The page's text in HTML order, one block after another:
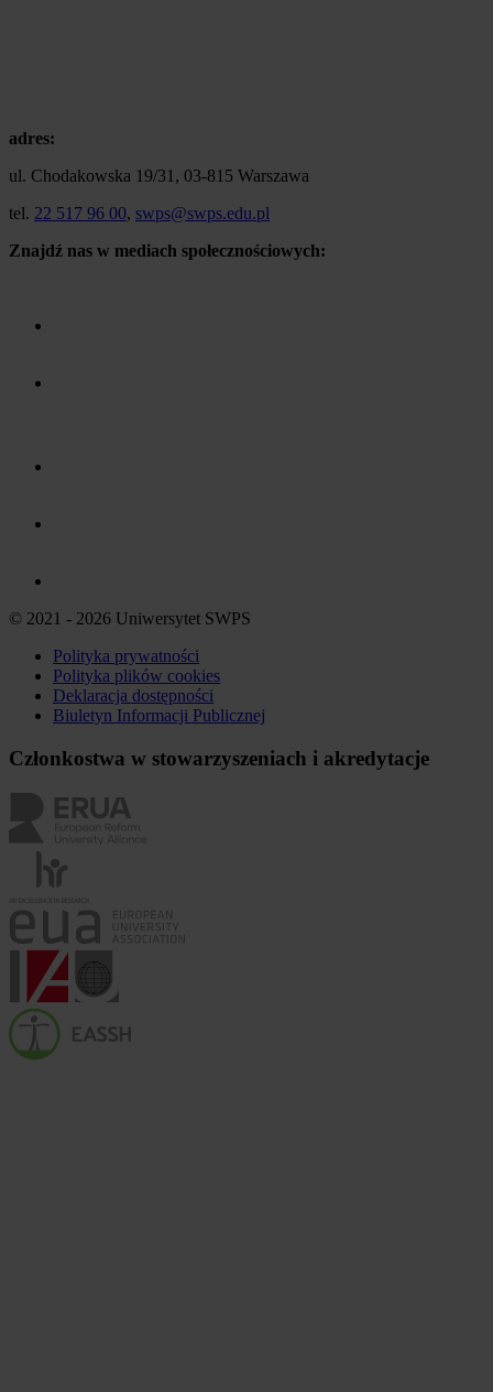
adres:
ul. Chodakowska 19/31, 03-815 Warszawa
tel. 22 517 96 00, swps@swps.edu.pl
Znajdź nas w mediach społecznościowych:
© 2021 - 2026 Uniwersytet SWPS
Polityka prywatności
Polityka plików cookies
Deklaracja dostępności
Biuletyn Informacji Publicznej
Członkostwa w stowarzyszeniach i akredytacje